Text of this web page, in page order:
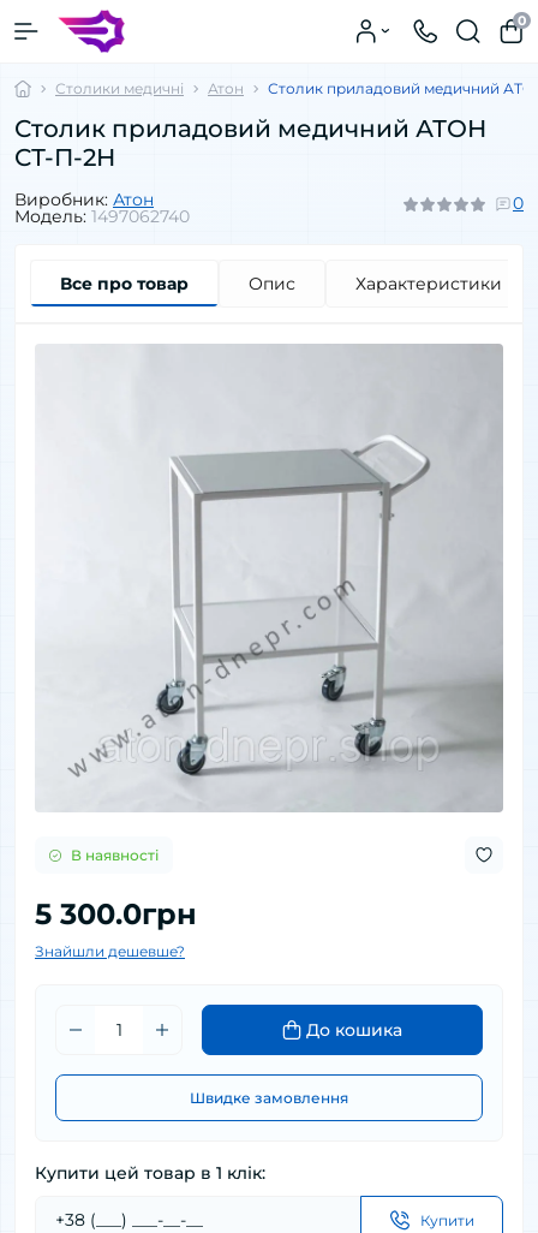
0
Столики медичні Атон Столик приладовий медичний
Столик приладовий медичний АТОН
СТ-П-2Н
Виробник: Атон
Модель: 1497062740
0
Все про товар Опис Характеристики
В наявності
5 300.0грн
Знайшли дешевше?
До кошика
Швидке замовлення
Купити цей товар в 1 клік:
Купити